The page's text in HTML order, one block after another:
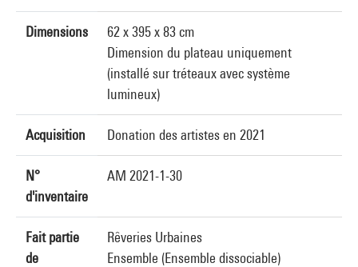
Dimensions
62 x 395 x 83 cm
Dimension du plateau uniquement
(installé sur tréteaux avec système
lumineux)
Acquisition Donation des artistes en 2021
N°
d'inventaire
AM 2021-1-30
Fait partie
de
Rêveries Urbaines
Ensemble (Ensemble dissociable)